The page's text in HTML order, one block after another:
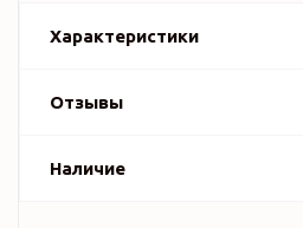
Характеристики
Отзывы
Наличие